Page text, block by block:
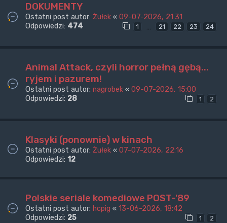
DOKUMENTY
Ostatni post autor: Żułek « 09-07-2026, 21:31
Odpowiedzi: 474 1 … 21 22 23 24
Animal Attack, czyli horror pełną gębą...
ryjem i pazurem!
Ostatni post autor: nagrobek « 09-07-2026, 15:00
Odpowiedzi: 28 1 2
Klasyki (ponownie) w kinach
Ostatni post autor: Żułek « 07-07-2026, 22:16
Odpowiedzi: 12
Polskie seriale komediowe POST-'89
Ostatni post autor: hcpig « 13-06-2026, 18:42
Odpowiedzi: 25 1 2